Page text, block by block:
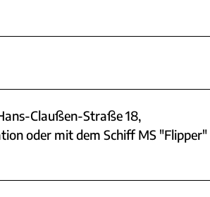
Claußen-Straße 18,
oder mit dem Schiff MS "Flipper"